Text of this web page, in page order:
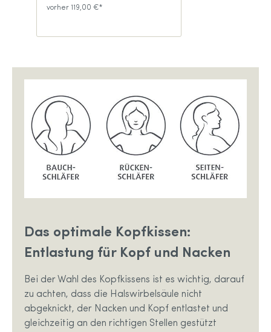
vorher 119,00 €*
Das optimale Kopfkissen:
Entlastung für Kopf und Nacken
Bei der Wahl des Kopfkissens ist es wichtig, darauf
zu achten, dass die Halswirbelsäule nicht
abgeknickt, der Nacken und Kopf entlastet und
gleichzeitig an den richtigen Stellen gestützt